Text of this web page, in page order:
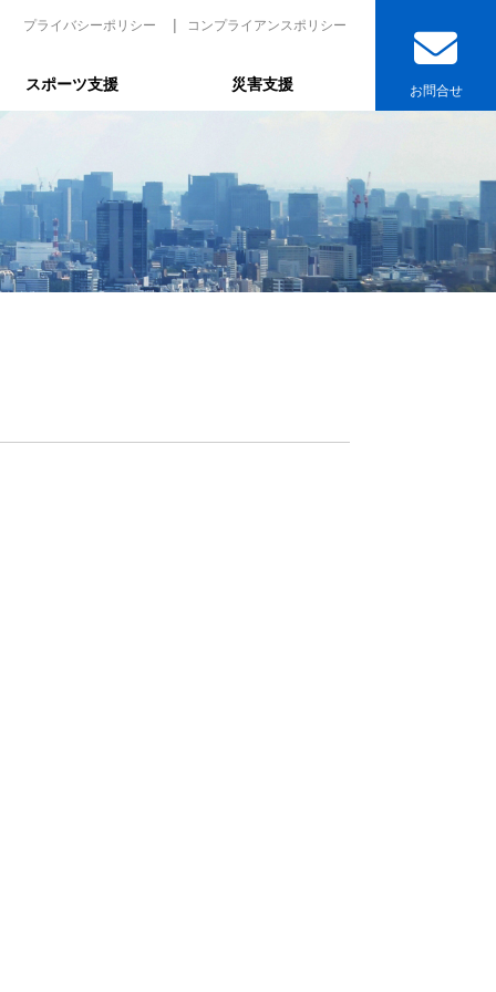
プライバシーポリシー コンプライアンスポリシー
お問合せ
スポーツ支援 災害支援